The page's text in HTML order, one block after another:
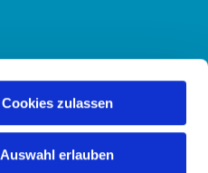
Cookies zulassen
Auswahl erlauben